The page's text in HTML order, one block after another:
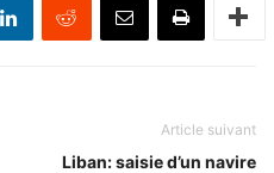
Article suivant
Liban: saisie d’un navire